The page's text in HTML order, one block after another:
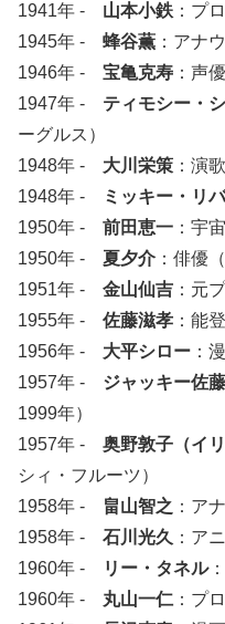
1941年 - 山本小鉄 ：プ
1945年 - 蜂谷薫 ：アナ
1946年 - 宝亀克寿 ：声優
1947年 - ティモシー・
ーグルス）
1948年 - 大川栄策 ：演
1948年 -
ミッキー・リ
1950年 - 前田恵一 ：宇
1950年 - 夏夕介 ：俳優
1951年 - 金山仙吉 ：元
1955年 - 佐藤滋孝 ：能
1956年 - 大平シロー ：
1957年 - ジャッキー佐藤
1999年）
1957年 - 奥野敦子（イリ
シィ・フルーツ）
1958年 -
畠山智之 ：ア
1958年 - 石川光久 ：ア
1960年 -
リー・タネル
1960年 - 丸山一仁：プ